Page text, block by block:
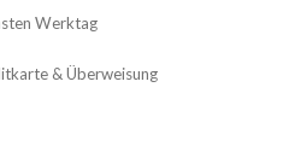
Werktag
& Überweisung